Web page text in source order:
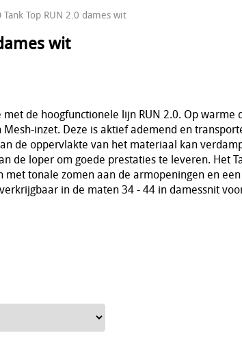
Tank Top RUN 2.0 dames wit
wit
met de hoogfunctionele lijn RUN 2.0. Op warme
inzet. Deze is aktief ademend en
de oppervlakte van het materiaal kan
de loper om goede prestaties te leveren. Het
met tonale zomen aan de armopeningen en
in de maten 34 - 44 in damessnit